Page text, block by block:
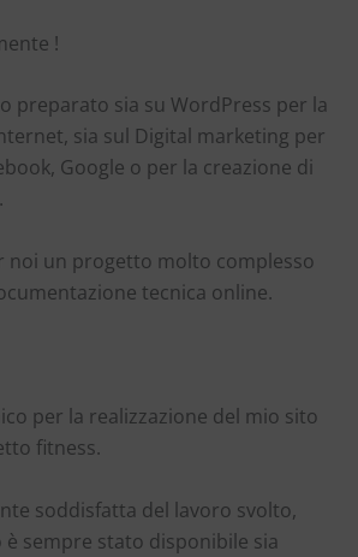
!
preparato sia su WordPress per la
sia sul Digital marketing per
Google o per la creazione di
noi un progetto molto complesso
tecnica online.
per la realizzazione del mio sito
fitness.
soddisfatta del lavoro svolto,
sempre stato disponibile sia